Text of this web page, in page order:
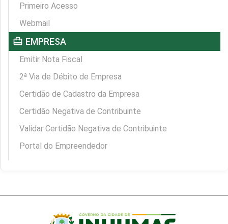
Primeiro Acesso
Webmail
card_travel EMPRESA
Emitir Nota Fiscal
2ª Via de Débito de Empresa
Certidão de Cadastro da Empresa
Certidão Negativa de Contribuinte
Validar Certidão Negativa de Contribuinte
Portal do Empreendedor